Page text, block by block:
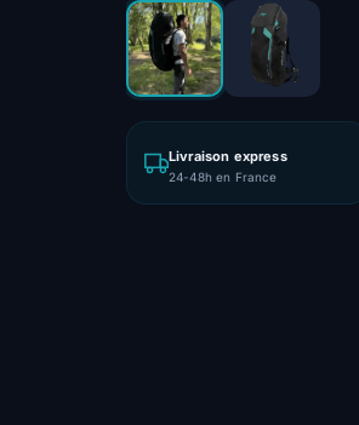
Livraison express
24-48h en France